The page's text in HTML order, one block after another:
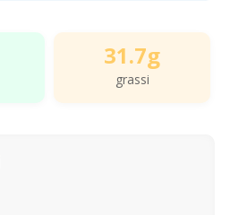
31.7g
grassi